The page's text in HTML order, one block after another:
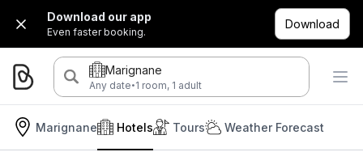
Download our app
Even faster booking.
Download
Marignane
Any date·1 room, 1 adult
Marignane Hotels Tours Weather Forecast